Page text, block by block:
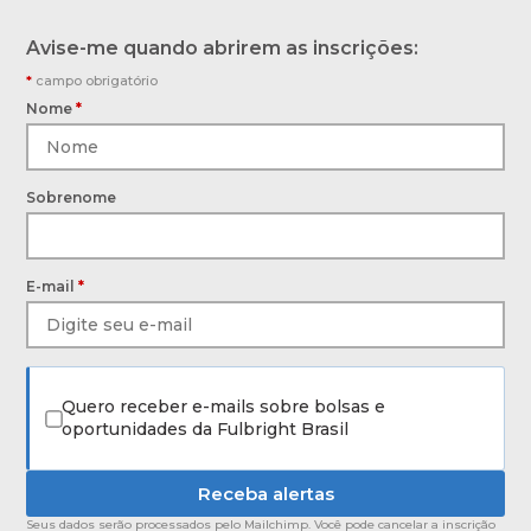
Avise-me quando abrirem as inscrições:
* campo obrigatório
Nome*
Sobrenome
E-mail*
Quero receber e-mails sobre bolsas e
oportunidades da Fulbright Brasil
Seus dados serão processados pelo Mailchimp. Você pode cancelar a inscrição